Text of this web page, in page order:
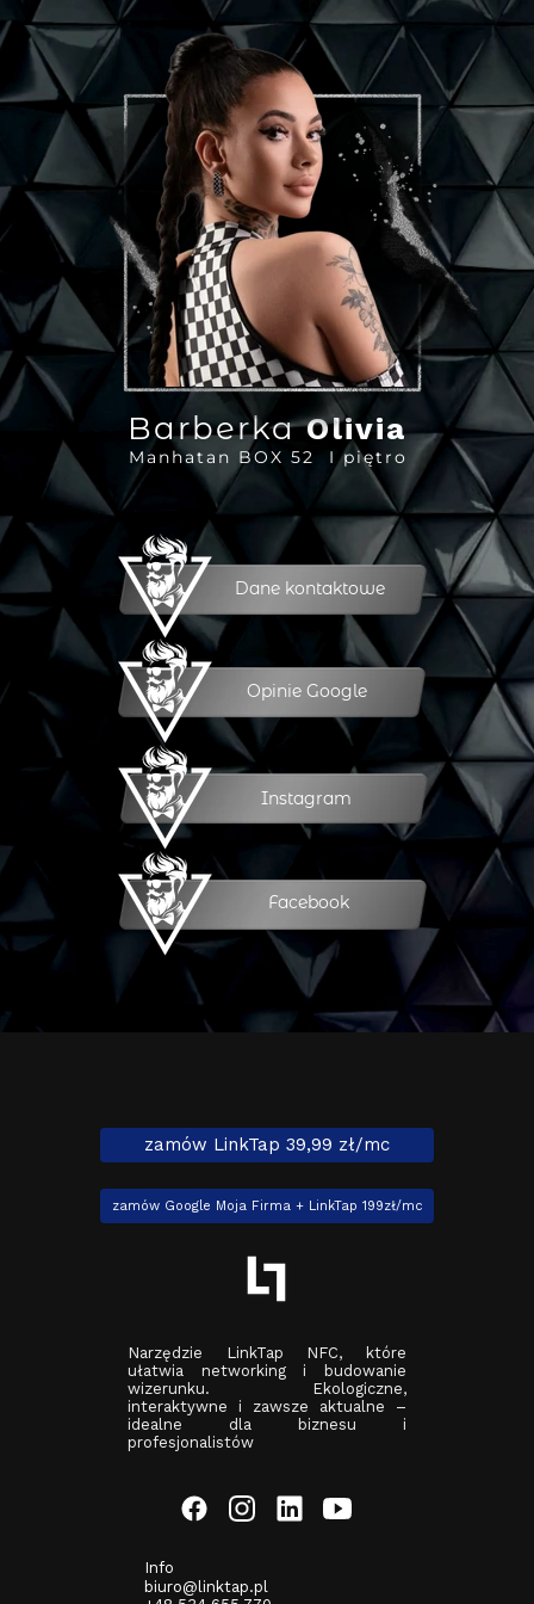
Opinie Google
Facebook
Instagram
Dane kontaktowe
BarberkaOlivia
Manhatan BOX 52 I piętro
zamów LinkTap 39,99 zł/mc
Narzędzie LinkTap NFC, które
ułatwia networking i budowanie
wizerunku. Ekologiczne,
interaktywne i zawsze aktualne –
idealne dla biznesu i
profesjonalistów
Info
biuro@linktap.pl
zamów Google Moja Firma + LinkTap 199zł/mc